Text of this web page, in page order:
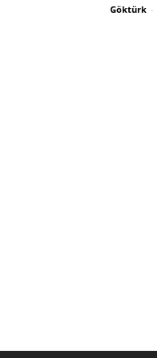
Göktürk -